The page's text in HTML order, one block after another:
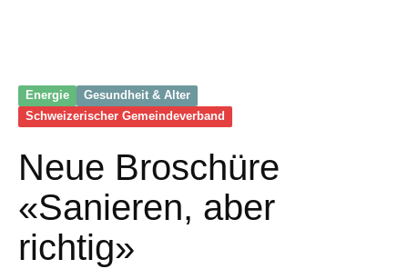
Energie
Gesundheit & Alter
Schweizerischer Gemeinde­verband
Neue Broschüre
«Sanieren, aber
richtig»